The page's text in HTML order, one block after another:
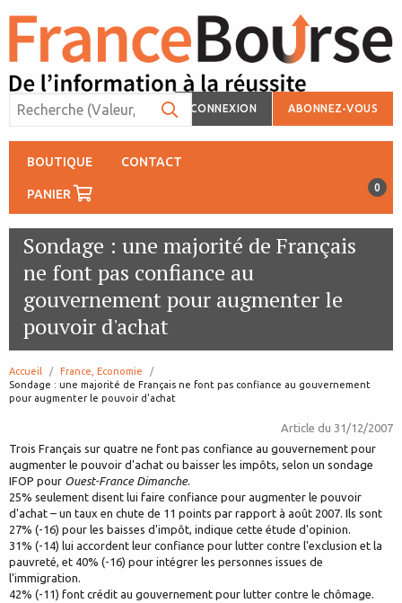
CONNEXION ABONNEZ-VOUS
BOUTIQUE CONTACT
PANIER 0
Sondage : une majorité de Français
ne font pas confiance au
gouvernement pour augmenter le
pouvoir d'achat
Accueil
France, Economie
page:
Sondage : une majorité de Français ne font pas confiance au gouvernement
pour augmenter le pouvoir d'achat
Article du 31/12/2007
Trois Français sur quatre ne font pas confiance au gouvernement pour
augmenter le pouvoir d'achat ou baisser les impôts, selon un sondage
IFOP pour Ouest-France Dimanche.
25% seulement disent lui faire confiance pour augmenter le pouvoir
d'achat – un taux en chute de 11 points par rapport à août 2007. Ils sont
27% (-16) pour les baisses d'impôt, indique cette étude d'opinion.
31% (-14) lui accordent leur confiance pour lutter contre l'exclusion et la
pauvreté, et 40% (-16) pour intégrer les personnes issues de
l'immigration.
42% (-11) font crédit au gouvernement pour lutter contre le chômage.